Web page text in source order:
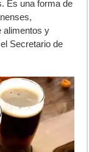
Es una forma de
alimentos y
Secretario de